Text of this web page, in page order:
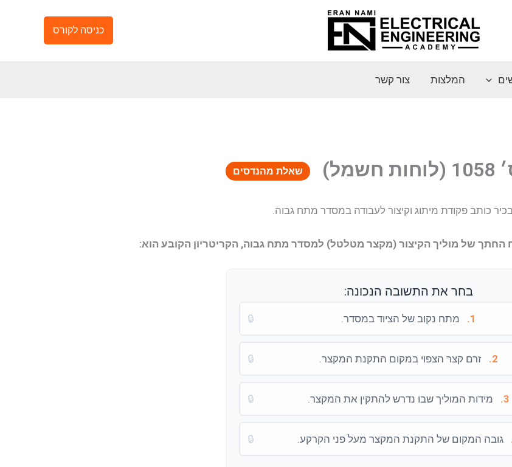
כניסה לקורס
המלצות צור קשר
שאלת מהנדסים
כותב פקודת מיתוג וקיצור לעבודה במסדר מתח גבוה.
בחר את התשובה הנכונה:
1. מתח נקוב של הציוד במסדר. 🔒
2. זרם קצר הצפוי במקום התקנת המקצר. 🔒
3. מידות המוליך שבו נדרש להתקין את המקצר. 🔒
גובה המקום של התקנת המקצר מעל פני הקרקע. 🔒